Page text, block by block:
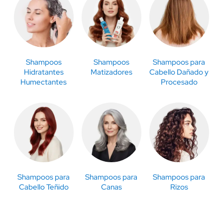
Shampoos
Hidratantes
Humectantes
Shampoos
Matizadores
Shampoos para
Cabello Dañado y
Procesado
Shampoos para
Cabello Teñido
Shampoos para
Canas
Shampoos para
Rizos